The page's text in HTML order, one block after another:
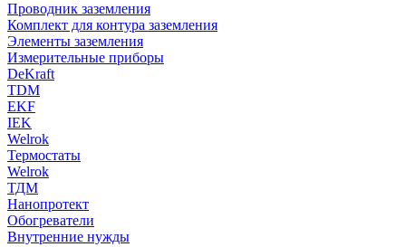
Проводник заземления
Комплект для контура заземления
Элементы заземления
Измерительные приборы
DeKraft
TDM
EKF
IEK
Welrok
Термостаты
Welrok
ТДМ
Нанопротект
Обогреватели
Внутренние нужды